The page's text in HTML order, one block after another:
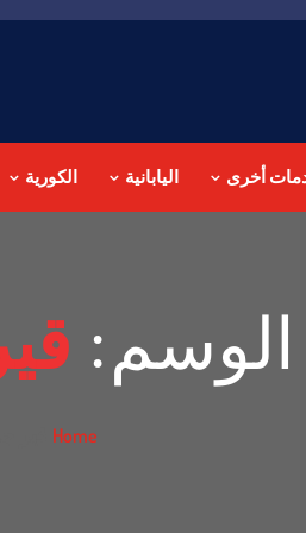
أخرى اليابانية الكورية
الوسم:
Home